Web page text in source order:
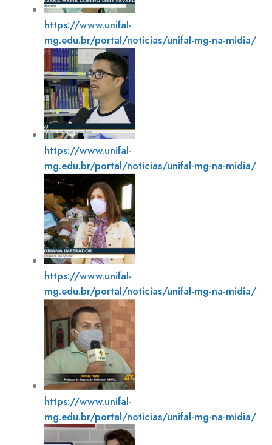
https://www.unifal-
mg.edu.br/portal/noticias/unifal-mg-na-midia/
https://www.unifal-
mg.edu.br/portal/noticias/unifal-mg-na-midia/
https://www.unifal-
mg.edu.br/portal/noticias/unifal-mg-na-midia/
https://www.unifal-
mg.edu.br/portal/noticias/unifal-mg-na-midia/